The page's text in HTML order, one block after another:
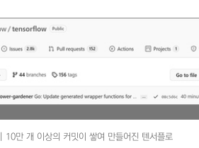
만 개 이상의 커밋이 쌓여 만들어진 텐서플로